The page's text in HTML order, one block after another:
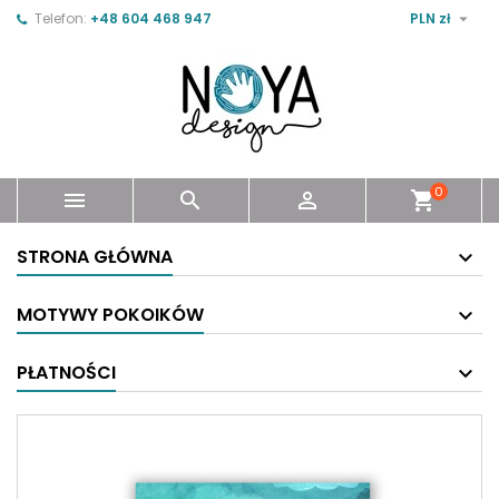
Telefon: +48 604 468 947 PLN zł 
   shopping_cart0
STRONA GŁÓWNA
MOTYWY POKOIKÓW
PŁATNOŚCI